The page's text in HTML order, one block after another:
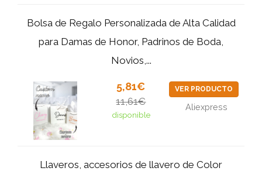
Bolsa de Regalo Personalizada de Alta Calidad
para Damas de Honor, Padrinos de Boda,
Novios,...
5,81€
11,61€
disponible
VER PRODUCTO
Aliexpress
Llaveros, accesorios de llavero de Color